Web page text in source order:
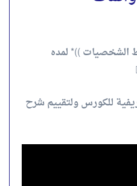
الشخصيات ))* لمده
للكورس ولتقييم شرح